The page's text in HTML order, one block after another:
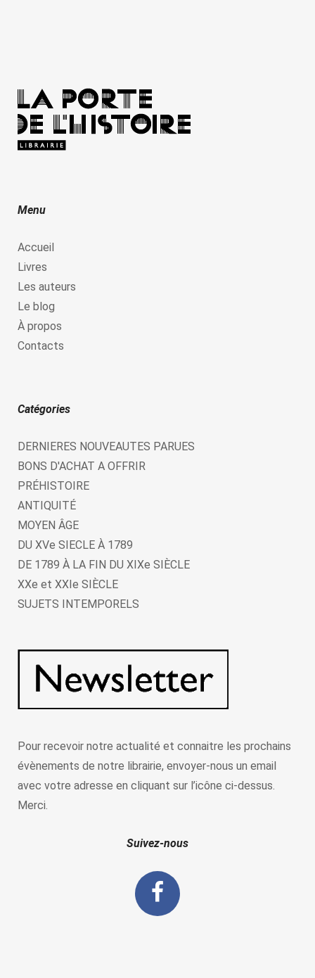
Menu
Accueil
Livres
Les auteurs
Le blog
À propos
Contacts
Catégories
DERNIERES NOUVEAUTES PARUES
BONS D'ACHAT A OFFRIR
PRÉHISTOIRE
ANTIQUITÉ
MOYEN ÂGE
DU XVe SIECLE À 1789
DE 1789 À LA FIN DU XIXe SIÈCLE
XXe et XXIe SIÈCLE
SUJETS INTEMPORELS
Pour recevoir notre actualité et connaitre les prochains
évènements de notre librairie, envoyer-nous un email
avec votre adresse en cliquant sur l’icône ci-dessus.
Merci.
Suivez-nous